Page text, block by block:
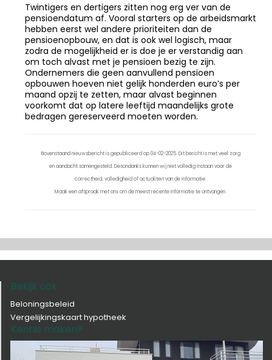
Twintigers en dertigers zitten nog erg ver van de
pensioendatum af. Vooral starters op de arbeidsmarkt
hebben eerst wel andere prioriteiten dan de
pensioenopbouw, en dat is ook wel logisch, maar
zodra de mogelijkheid er is doe je er verstandig aan
om toch alvast met je pensioen bezig te zijn.
Ondernemers die geen aanvullend pensioen
opbouwen hoeven niet gelijk honderden euro’s per
maand opzij te zetten, maar alvast beginnen
voorkomt dat op latere leeftijd maandelijks grote
bedragen gereserveerd moeten worden.
Bovenstaand nieuwsbericht is gepubliceerd op 04-02-2025. Dit bericht is met veel zorg
en aandacht samengesteld. Desondanks kunnen wij niet volledig instaan voor de
correctheid, volledigheid of actualiteit van de informatie.
Maak een afspraak met ons om de meest recente informatie te ontvangen.
Bekijk ook
Beloningsbeleid
Vergelijkingskaart hypotheek
Kennis maken?